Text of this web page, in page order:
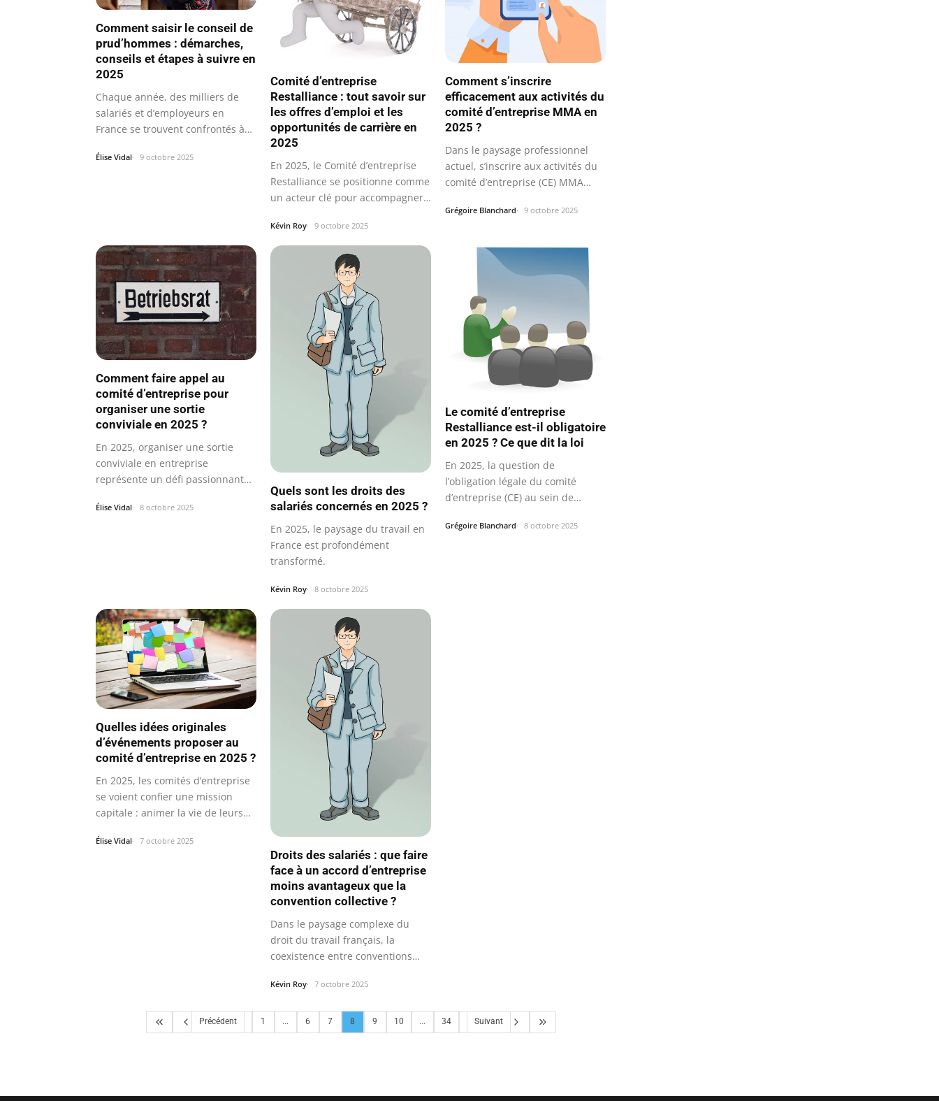
Comment saisir le conseil de
prud’hommes : démarches,
conseils et étapes à suivre en
2025
Chaque année, des milliers de
salariés et d’employeurs en
France se trouvent confrontés à
Élise Vidal 9 octobre 2025
Comité d’entreprise
Restalliance : tout savoir sur
les offres d’emploi et les
opportunités de carrière en
2025
En 2025, le Comité d’entreprise
Restalliance se positionne comme
un acteur clé pour accompagner
Kévin Roy 9 octobre 2025
Comment s’inscrire
efficacement aux activités du
comité d’entreprise MMA en
2025 ?
Dans le paysage professionnel
actuel, s’inscrire aux activités du
comité d’entreprise (CE) MMA…
Grégoire Blanchard 9 octobre 2025
Comment faire appel au
comité d’entreprise pour
organiser une sortie
conviviale en 2025 ?
En 2025, organiser une sortie
conviviale en entreprise
représente un défi passionnant
Élise Vidal 8 octobre 2025
Quels sont les droits des
salariés concernés en 2025 ?
En 2025, le paysage du travail en
France est profondément
transformé.
Kévin Roy 8 octobre 2025
Le comité d’entreprise
Restalliance est-il obligatoire
en 2025 ? Ce que dit la loi
En 2025, la question de
l’obligation légale du comité
d’entreprise (CE) au sein de
Grégoire Blanchard 8 octobre 2025
Quelles idées originales
d’événements proposer au
comité d’entreprise en 2025 ?
En 2025, les comités d’entreprise
se voient confier une mission
capitale : animer la vie de leurs…
Élise Vidal 7 octobre 2025
Droits des salariés : que faire
face à un accord d’entreprise
moins avantageux que la
convention collective ?
Dans le paysage complexe du
droit du travail français, la
coexistence entre conventions
Kévin Roy 7 octobre 2025
Précédent 1 ... 6 7 8 9 10 ... 34 Suivant